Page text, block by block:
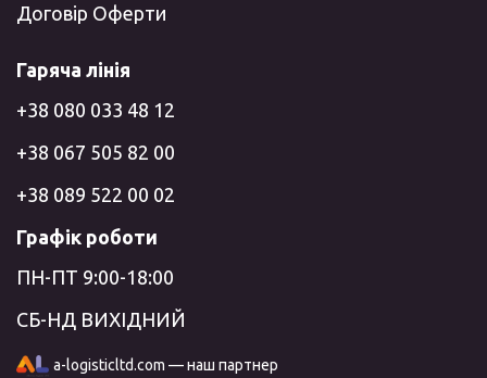
Договір Оферти
Гаряча лінія
+38 080 033 48 12
+38 067 505 82 00
+38 089 522 00 02
Графік роботи
ПН-ПТ 9:00-18:00
СБ-НД ВИХІДНИЙ
a-logisticltd.com — наш партнер